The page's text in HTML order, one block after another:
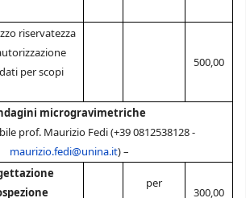
riservatezza
per scopi
500,00
microgravimetriche
prof. Maurizio Fedi (+39 0812538128 -
maurizio.fedi@unina.it) –
per
300,00